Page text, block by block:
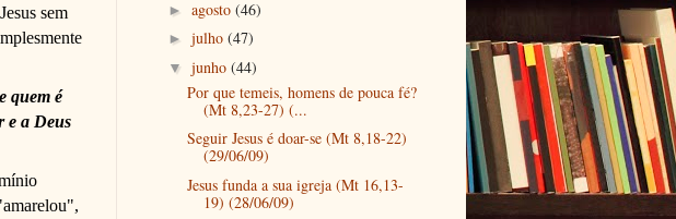
sem
quem é
e a Deus
► agosto (46)
► julho (47)
▼ junho (44)
Por que temeis, homens de pouca fé?
(Mt 8,23-27) (...
Seguir Jesus é doar-se (Mt 8,18-22)
(29/06/09)
Jesus funda a sua igreja (Mt 16,13-
19) (28/06/09)